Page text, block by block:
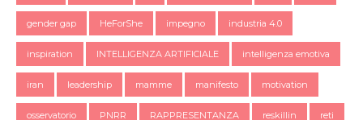
gender gap HeForShe impegno industria 4.0
inspiration INTELLIGENZA ARTIFICIALE intelligenza emotiva
iran leadership mamme manifesto motivation
osservatorio PNRR RAPPRESENTANZA reskillin reti